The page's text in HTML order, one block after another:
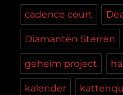
cadence court
Diamanten Sterren
geheim project
kalender